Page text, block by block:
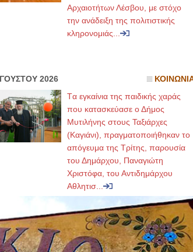
Αρχαιοτήτων Λέσβου, με στόχο
την ανάδειξη της πολιτιστικής
κληρονομιάς...
2026
Tα εγκαίνια της παιδικής χαράς
που κατασκεύασε ο Δήμος
Μυτιλήνης στους Ταξιάρχες
(Καγιάνι), πραγματοποιήθηκαν το
απόγευμα της Τρίτης, παρουσία
του Δημάρχου, Παναγιώτη
Χριστόφα, του Αντιδημάρχου
Αθλητισ...